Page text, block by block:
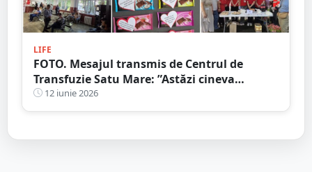
LIFE
FOTO. Mesajul transmis de Centrul de
Transfuzie Satu Mare: ”Astăzi cineva
trăiește datorită unui înger anonim”.
Gestul de câteva minute care salvează vieți
12 iunie 2026